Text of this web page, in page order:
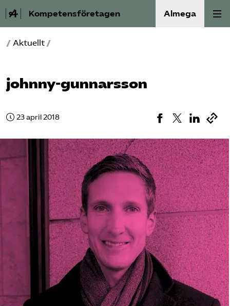
Kompetensföretagen Almega
Aktuellt
Våra frågor
Kurser och aktiviteter
Omsättningsstatistik
Webbutik
Mina sidor
/ Aktuellt /
johnny-gunnarsson
23 april 2018